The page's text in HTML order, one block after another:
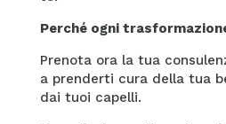
Perché ogni
Prenota ora la tua
a prenderti cura della tua
dai tuoi capelli.